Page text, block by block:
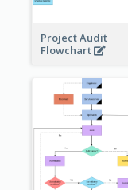
Project Audit
Flowchart